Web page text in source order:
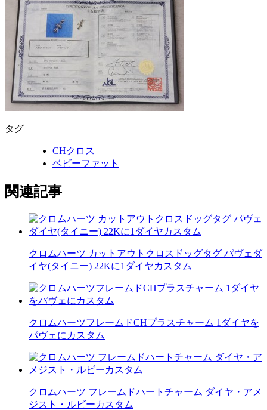
タグ
CHクロス
ベビーファット
関連記事
クロムハーツ カットアウトクロスドッグタグ パヴェダ
イヤ(タイニー) 22Kに1ダイヤカスタム
クロムハーツフレームドCHプラスチャーム 1ダイヤを
パヴェにカスタム
クロムハーツ フレームドハートチャーム ダイヤ・アメ
ジスト・ルビーカスタム